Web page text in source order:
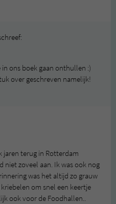
ons boek gaan onthullen :)
over geschreven namelijk!
jaren terug in Rotterdam
niet zoveel aan. Ik was ook nog
was het altijd zo grauw
om snel een keertje
ook voor de Foodhallen..